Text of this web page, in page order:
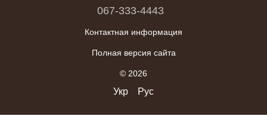
067-333-4443
Контактная информация
Полная версия сайта
© 2026
Укр Рус